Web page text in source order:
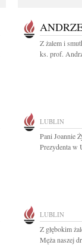
Z żalem i
ks. prof.
LUBLIN
Pani Joannie
Prezydenta w
LUBLIN
Z głębokim
Męża naszej